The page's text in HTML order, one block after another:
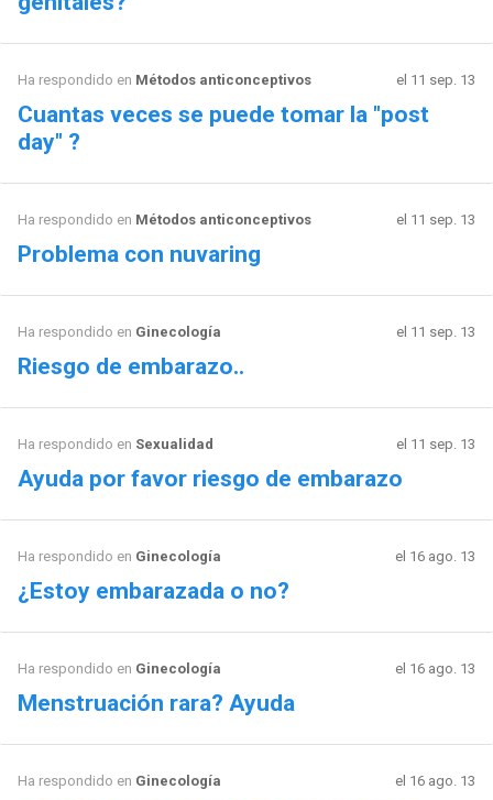
Ha respondido en Métodos anticonceptivos el 11 sep. 13
Cuantas veces se puede tomar la "post
day" ?
Ha respondido en Métodos anticonceptivos el 11 sep. 13
Problema con nuvaring
Ha respondido en Ginecología el 11 sep. 13
Riesgo de embarazo..
Ha respondido en Sexualidad el 11 sep. 13
Ayuda por favor riesgo de embarazo
Ha respondido en Ginecología el 16 ago. 13
¿Estoy embarazada o no?
Ha respondido en Ginecología el 16 ago. 13
Menstruación rara? Ayuda
Ha respondido en Ginecología el 16 ago. 13